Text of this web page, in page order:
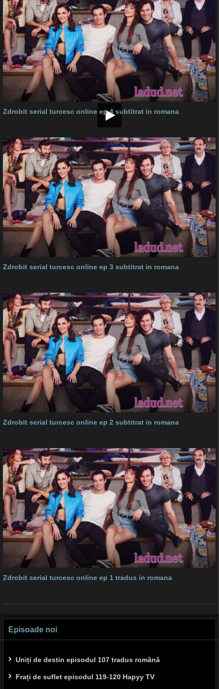
Zdrobit serial turcesc online ep 4 subtitrat in romana
Zdrobit serial turcesc online ep 3 subtitrat in romana
Zdrobit serial turcesc online ep 2 subtitrat in romana
Zdrobit serial turcesc online ep 1 tradus in romana
Episoade noi
Uniți de destin episodul 107 tradus română
Frați de suflet episodul 119-120 Hapyy TV